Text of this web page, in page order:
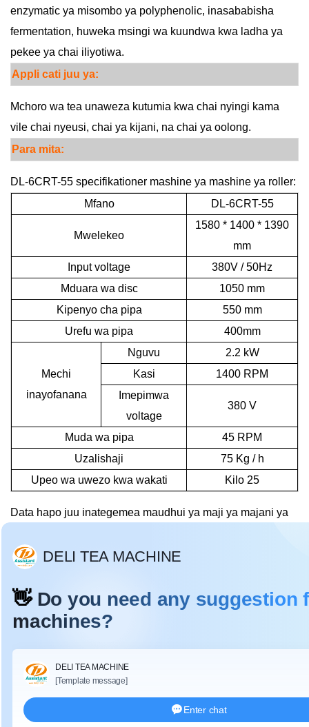
enzymatic ya misombo ya polyphenolic, inasababisha
fermentation, huweka msingi wa kuundwa kwa ladha ya
pekee ya chai iliyotiwa.
Appli cati juu ya:
Mchoro wa tea unaweza kutumia kwa chai nyingi kama
vile chai nyeusi, chai ya kijani, na chai ya oolong.
Para mita:
DL-6CRT-55 specifikationer mashine ya mashine ya roller:
Mfano
DL-6CRT-55
Mwelekeo
1580 * 1400 * 1390
mm
Input voltage
380V / 50Hz
Mduara wa disc
1050 mm
Kipenyo cha pipa
550 mm
Urefu wa pipa
400mm
Mechi
inayofanana
Nguvu
2.2 kW
Kasi
1400 RPM
Imepimwa
voltage
380 V
Muda wa pipa
45 RPM
Uzalishaji
75 Kg / h
Upeo wa uwezo kwa wakati
Kilo 25
Data hapo juu inategemea maudhui ya maji ya majani ya
Demikia:
DL-6CRT-55 mashine ya teknolojia ya chai
uharibifu:
mkono
spring
Damu ya